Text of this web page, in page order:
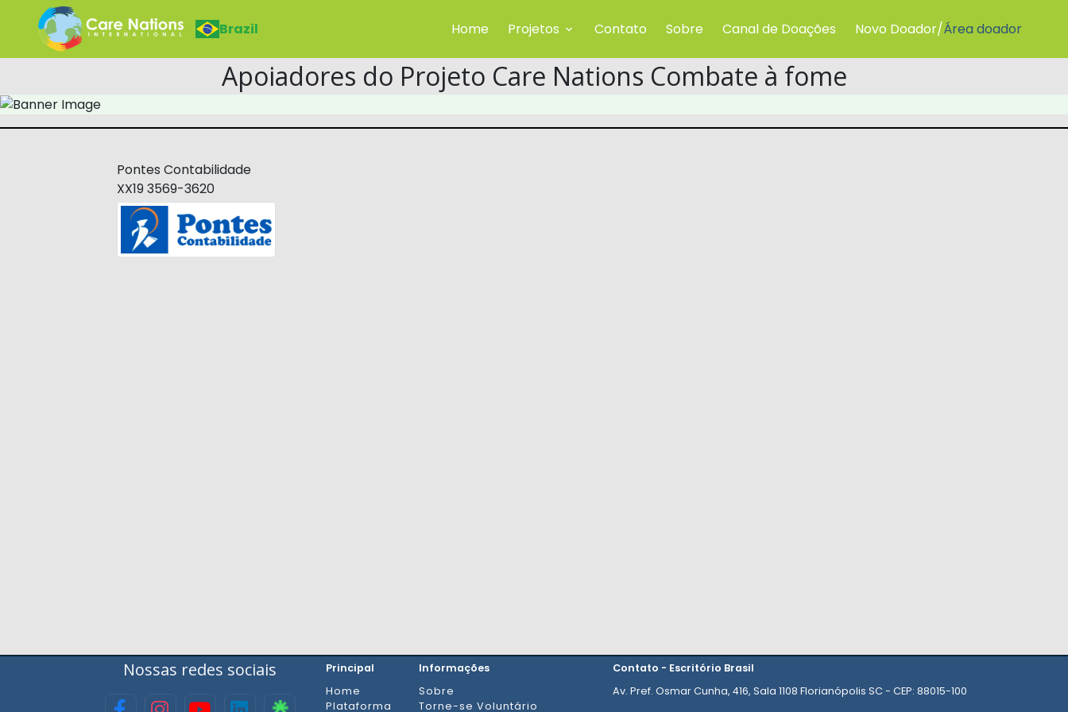
Brazil Home Projetos Contato Sobre Canal de Doações Novo Doador/Área doador
Apoiadores do Projeto Care Nations Combate à fome
Pontes Contabilidade
XX19 3569-3620
Nossas redes sociais
Principal
Home
Plataforma
Informações
Sobre
Torne-se Voluntário
Contato - Escritório Brasil
Av. Pref. Osmar Cunha, 416, Sala 1108 Florianópolis SC - CEP: 88015-100